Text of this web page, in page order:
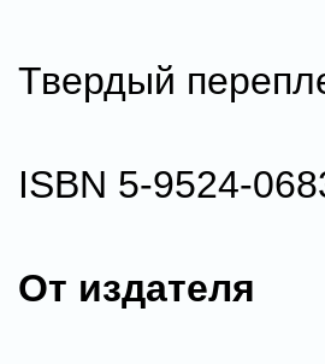
Твердый
ISBN 5-9524-
От издателя